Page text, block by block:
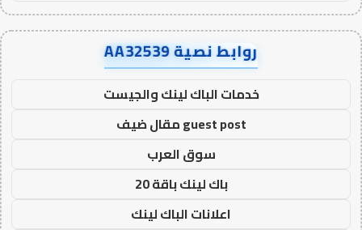
روابط نصية AA32539
خدمات الباك لينك والجيست
guest post مقال ضيف
سوق العرب
باك لينك باقة 20
اعلانات الباك لينك